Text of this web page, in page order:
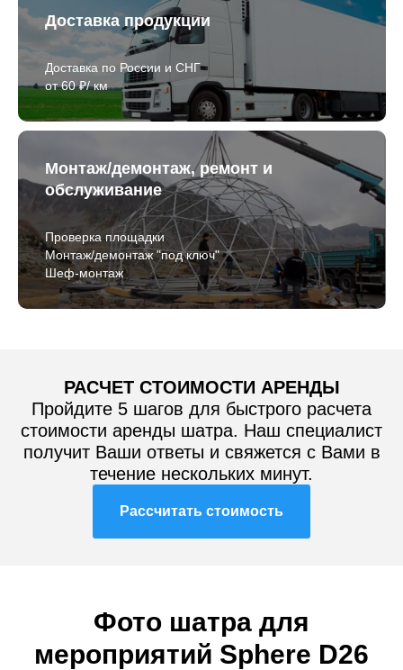
Доставка продукции
Доставка по России и СНГ
от 60 ₽/ км
Монтаж/демонтаж, ремонт и
обслуживание
Проверка площадки
Монтаж/демонтаж "под ключ"
Шеф-монтаж
РАСЧЕТ СТОИМОСТИ АРЕНДЫ
Пройдите 5 шагов для быстрого расчета
стоимости аренды шатра. Наш специалист
получит Ваши ответы и свяжется с Вами в
течение нескольких минут.
Рассчитать стоимость
Фото шатра для
мероприятий Sphere D26